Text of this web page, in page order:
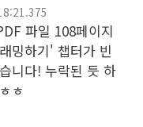
파일 108페이지
밍하기' 챕터가 빈
니다! 누락된 듯 하
ㅎ